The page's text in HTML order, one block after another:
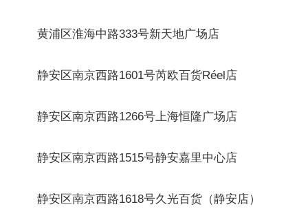
黄浦区淮海中路333号新天地广场店
静安区南京西路1601号芮欧百货Réel店
静安区南京西路1266号上海恒隆广场店
静安区南京西路1515号静安嘉里中心店
静安区南京西路1618号久光百货（静安店）